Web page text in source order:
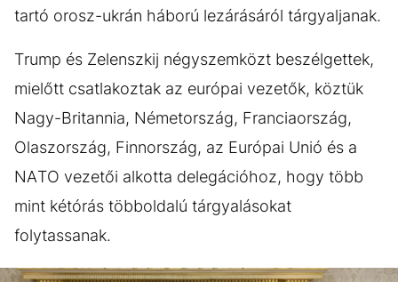
tartó orosz-ukrán háború lezárásáról tárgyaljanak.
Trump és Zelenszkij négyszemközt beszélgettek,
mielőtt csatlakoztak az európai vezetők, köztük
Nagy-Britannia, Németország, Franciaország,
Olaszország, Finnország, az Európai Unió és a
NATO vezetői alkotta delegációhoz, hogy több
mint kétórás többoldalú tárgyalásokat
folytassanak.